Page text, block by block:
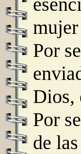
Por
Dios,
Por
de